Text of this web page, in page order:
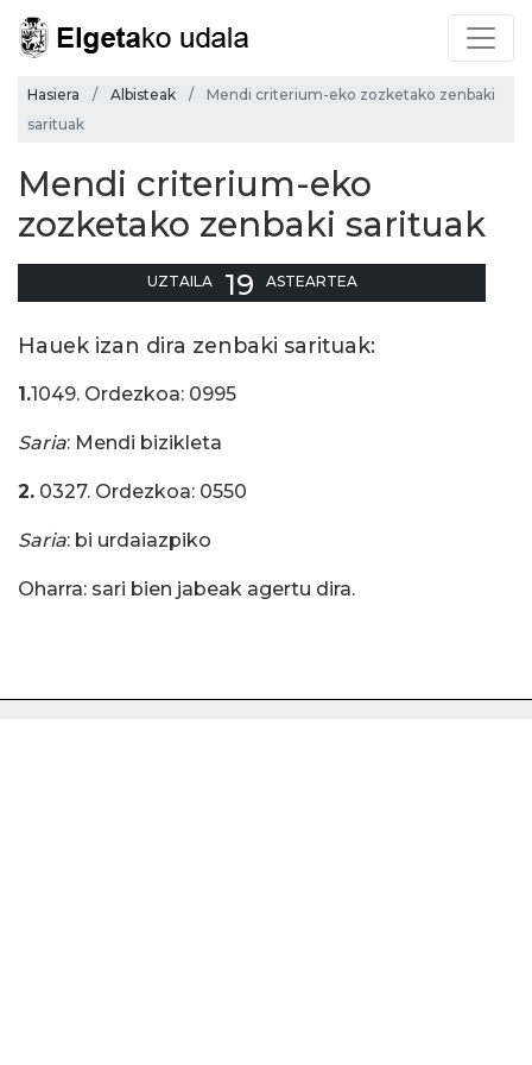
Hasiera Albisteak
Mendi criterium-eko zozketako zenbaki
sarituak
Mendi criterium-eko
zozketako zenbaki sarituak
UZTAILA 19 ASTEARTEA
Hauek izan dira zenbaki sarituak:
1.1049. Ordezkoa: 0995
Saria: Mendi bizikleta
2. 0327. Ordezkoa: 0550
Saria: bi urdaiazpiko
Oharra: sari bien jabeak agertu dira.